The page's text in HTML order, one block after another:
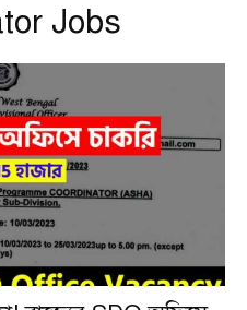
Jobs